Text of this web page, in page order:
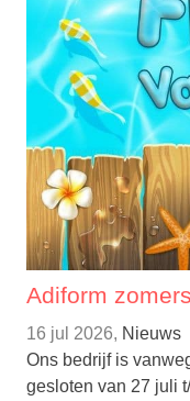
Adiform
16 jul 2026, Nieuws
Ons bedrijf is
gesloten van 27 juli